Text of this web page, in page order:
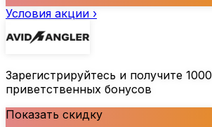
Условия акции ›
Зарегистрируйтесь и получите 1000
приветственных бонусов
Показать скидку